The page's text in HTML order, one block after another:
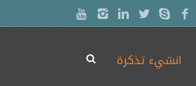
انشيء تذكرة